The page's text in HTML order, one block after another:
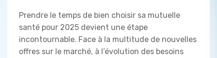
Prendre le temps de bien choisir sa mutuelle
santé pour 2025 devient une étape
incontournable. Face à la multitude de nouvelles
offres sur le marché, à l’évolution des besoins